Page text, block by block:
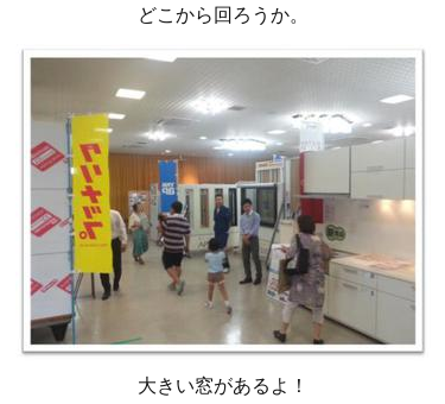
どこから回ろうか。
大きい窓があるよ！